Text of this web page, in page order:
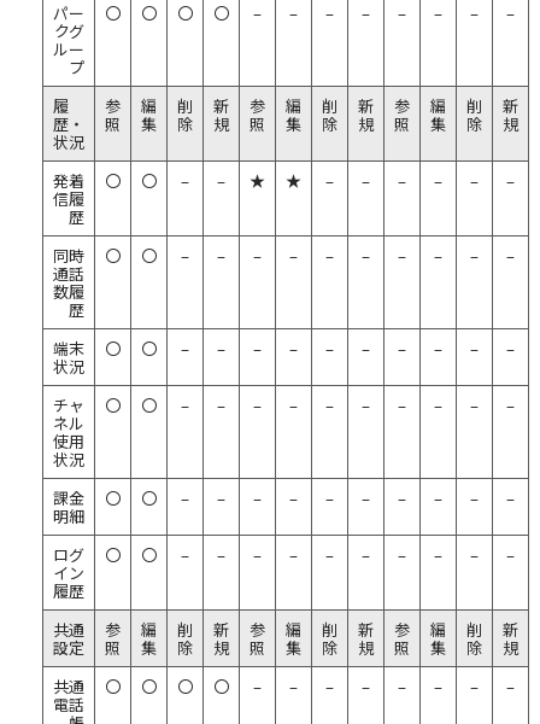
パー
クグ
ルー
プ
〇 〇 〇 〇 – – – – – – – –
履
歴・
状況
参
照
編
集
削
除
新
規
参
照
編
集
削
除
新
規
参
照
編
集
削
除
新
規
発着
信履
歴
〇 〇 – – ★ ★ – – – – – –
同時
通話
数履
歴
〇 〇 – – – – – – – – – –
端末
状況
〇 〇 – – – – – – – – – –
チャ
ネル
使用
状況
〇 〇 – – – – – – – – – –
課金
明細
〇 〇 – – – – – – – – – –
ログ
イン
履歴
〇 〇 – – – – – – – – – –
共通
設定
参
照
編
集
削
除
新
規
参
照
編
集
削
除
新
規
参
照
編
集
削
除
新
規
共通
電話
〇 〇 〇 〇 – – – – – – – –